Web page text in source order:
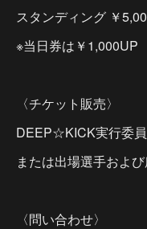
スタンディング ￥
※当日券は￥1,000UP
〈チケット販売〉
DEEP☆KICK実行委員
または出場選手およ
〈問い合わせ〉